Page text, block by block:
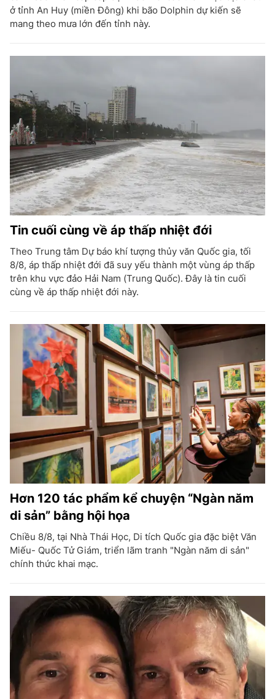
ở tỉnh An Huy (miền Đông) khi bão Dolphin dự kiến sẽ
mang theo mưa lớn đến tỉnh này.
Tin cuối cùng về áp thấp nhiệt đới
Theo Trung tâm Dự báo khí tượng thủy văn Quốc gia, tối
8/8, áp thấp nhiệt đới đã suy yếu thành một vùng áp thấp
trên khu vực đảo Hải Nam (Trung Quốc). Đây là tin cuối
cùng về áp thấp nhiệt đới này.
Hơn 120 tác phẩm kể chuyện “Ngàn năm
di sản” bằng hội họa
Chiều 8/8, tại Nhà Thái Học, Di tích Quốc gia đặc biệt Văn
Miếu- Quốc Tử Giám, triển lãm tranh "Ngàn năm di sản"
chính thức khai mạc.